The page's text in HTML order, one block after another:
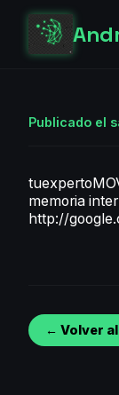
Publicado el
memoria
http://
← Volver